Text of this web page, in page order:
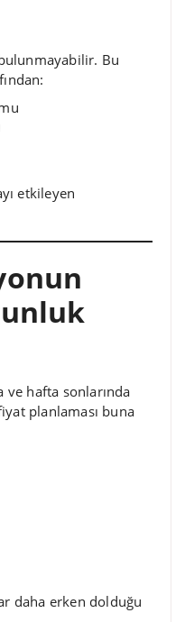
Bu
etkileyen
ve hafta sonlarında
planlaması buna
daha erken dolduğu